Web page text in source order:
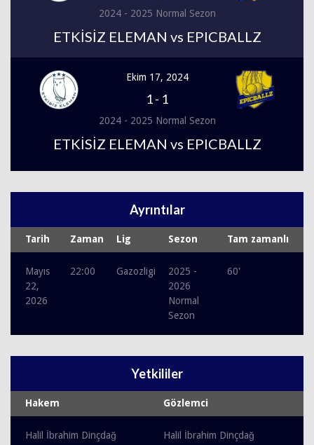
2024 - 2025 Normal Sezon
ETKİSİZ ELEMAN vs EPICBALLZ
Ekim 17, 2024
1- 1
2024 - 2025 Normal Sezon
ETKİSİZ ELEMAN vs EPICBALLZ
Ayrıntılar
Tarih Zaman Lig Sezon Tam zamanlı
Mayıs
22,
2026
22:00 Gazozligi
2025 -
2026
Normal
Sezon
60'
Yetkililer
Hakem Gözlemci
Halil İbrahim Dinçdağ Halil İbrahim Dinçdağ